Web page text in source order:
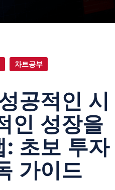
차트공부
공적인 시
인 성장을
: 초보 투자
가이드